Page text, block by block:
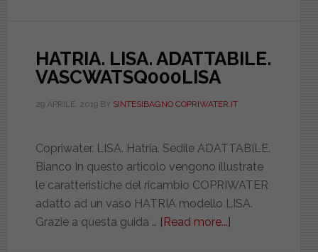
HATRIA. LISA. ADATTABILE.
VASCWATSQ000LISA
29 APRILE, 2019BY SINTESIBAGNO COPRIWATER.IT
Copriwater. LISA. Hatria. Sedile ADATTABILE.
Bianco In questo articolo vengono illustrate
le caratteristiche del ricambio COPRIWATER
adatto ad un vaso HATRIA modello LISA.
Grazie a questa guida … [Read more...]